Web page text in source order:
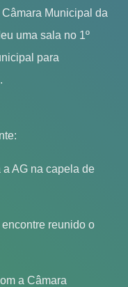
Municipal da
uma sala no 1º
para
AG na capela de
reunido o
a Câmara